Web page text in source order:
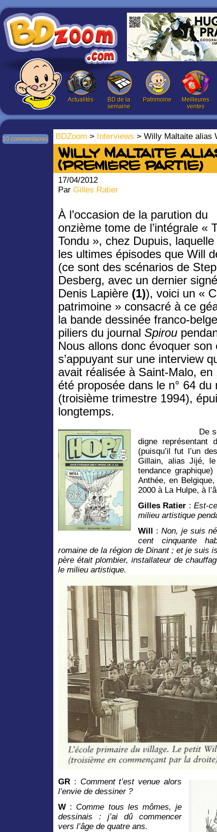
Actualités
BD de la
semaine
Patrimoine
Meilleures
ventes
BDZoom > Interviews > Willy Maltaite alias
10 commentaires
Willy Maltaite
(première partie)
17/04/2012
Par Gilles Ratier
À l’occasion de la parution du
onzième tome de l’intégrale «
Tondu », chez Dupuis,
les ultimes épisodes que Will
(ce sont des scénarios de
Desberg, avec un dernier signé
Denis Lapière (1)), voici un «
patrimoine » consacré à ce
la bande dessinée franco-
piliers du journal Spirou
Nous allons donc évoquer
s’appuyant sur une interview
avait réalisée à Saint-Malo,
été proposée dans le n° 64
(troisième trimestre 1994),
longtemps.
De
digne représentant
(puisqu’il fut l’un
Gillain, alias Jijé,
tendance
Anthée, en
2000 à La Hulpe, à
Gilles Ratier :Est-
milieu artistique
Will :Non, je suis
cent cinquante
romaine de la région de Dinant ; et je suis
père était plombier, installateur de
le milieu artistique.
GR : Comment t’est venue alors
l’envie de dessiner ?
W : Comme tous les mômes, je
dessinais : j’ai dû commencer
vers l’âge de quatre ans.